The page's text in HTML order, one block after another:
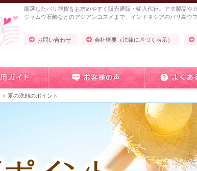
厳選したバリ雑貨をお求めやすく販売通販・輸入代行。アタ製品や
ジャムウ石鹸などのアジアンコスメまで、インドネシアのバリ島ウ
お問い合わせ 会社概要（法律に基づく表示）
夏の洗顔のポイント